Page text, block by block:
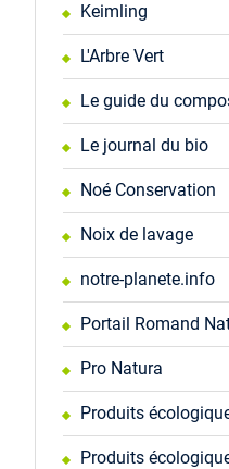
Keimling
L'Arbre Vert
Le guide du
Le journal du bio
Noé Conservation
Noix de lavage
notre-planete.info
Portail Romand
Pro Natura
Produits
Produits